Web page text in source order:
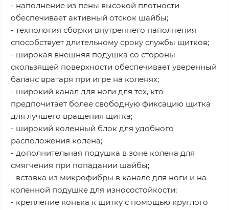
- наполнение из пены высокой плотности
обеспечивает активный отскок шайбы;
- технология сборки внутреннего наполнения
способствует длительному сроку службы щитков;
- широкая внешняя подушка со стороны
скользящей поверхности обеспечивает уверенный
баланс вратаря при игре на коленях;
- широкий канал для ноги для тех, кто
предпочитает более свободную фиксацию щитка
для лучшего вращения щитка;
- широкий коленный блок для удобного
расположения колена;
- дополнительная подушка в зоне колена для
смягчения при попадании шайбы;
- вставка из микрофибры в канале для ноги и на
коленной подушке для износостойкости;
- крепление конька к щитку с помощью круглого